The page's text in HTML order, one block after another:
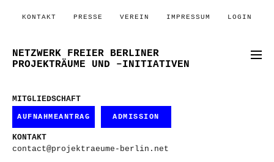
KONTAKT PRESSE VEREIN IMPRESSUM LOGIN
NETZWERK FREIER BERLINER
PROJEKTRÄUME UND –INITIATIVEN
MITGLIEDSCHAFT
AUFNAHMEANTRAG ADMISSION
KONTAKT
contact@projektraeume-berlin.net